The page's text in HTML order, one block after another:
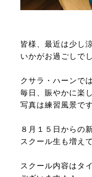
皆様、最近は少し
いかがお過ごしで
クサラ・ハーンで
毎日、賑やかに楽
写真は練習風景で
８月１５日からの
スクール生も増え
スクール内容はタ